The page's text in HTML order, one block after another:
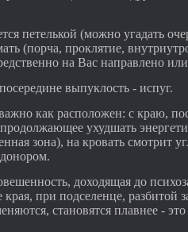
петелькой (можно угадать
(порча, проклятие,
на Вас направлено
выпуклость - испуг.
как расположен: с краю,
ухудшать
зона), на кровать смотрит
доходящая до
при подселенце, разбитой
становятся плавнее -